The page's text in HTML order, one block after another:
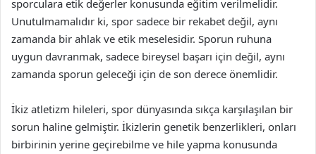
sporculara etik değerler konusunda eğitim verilmelidir.
Unutulmamalıdır ki, spor sadece bir rekabet değil, aynı
zamanda bir ahlak ve etik meselesidir. Sporun ruhuna
uygun davranmak, sadece bireysel başarı için değil, aynı
zamanda sporun geleceği için de son derece önemlidir.
İkiz atletizm hileleri, spor dünyasında sıkça karşılaşılan bir
sorun haline gelmiştir. İkizlerin genetik benzerlikleri, onları
birbirinin yerine geçirebilme ve hile yapma konusunda